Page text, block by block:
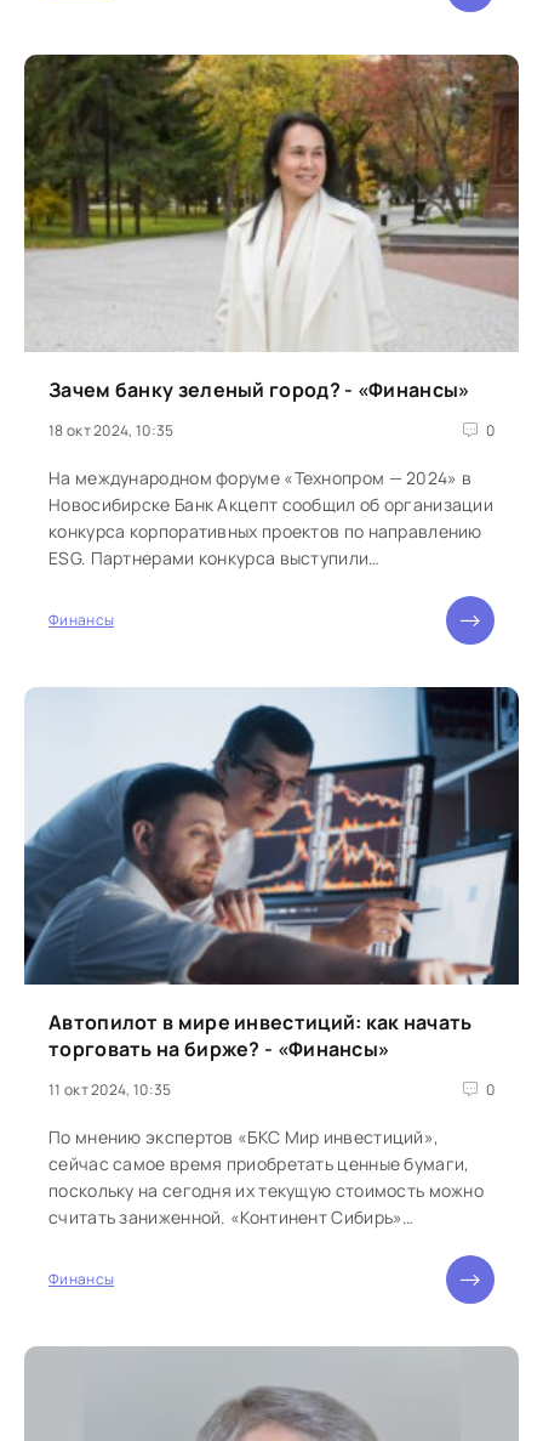
Зачем банку зеленый город? - «Финансы»
18 окт 2024, 10:35 0
На международном форуме «Технопром — 2024» в
Новосибирске Банк Акцепт сообщил об организации
конкурса корпоративных проектов по направлению
ESG. Партнерами конкурса выступили
Финансы
Автопилот в мире инвестиций: как начать
торговать на бирже? - «Финансы»
11 окт 2024, 10:35 0
По мнению экспертов «БКС Мир инвестиций»,
сейчас самое время приобретать ценные бумаги,
поскольку на сегодня их текущую стоимость можно
считать заниженной. «Континент Сибирь»
Финансы